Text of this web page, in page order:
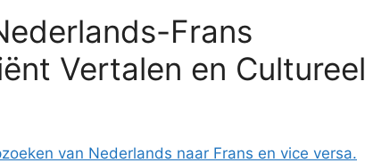
Frans
Vertalen en Cultureel
van Nederlands naar Frans en vice versa.